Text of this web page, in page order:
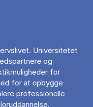
Universitetet
og
for
for at opbygge
professionelle